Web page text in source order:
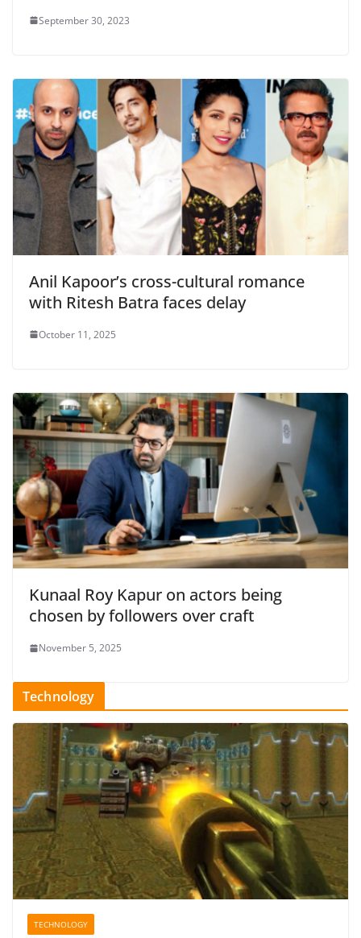
September 30, 2023
Anil Kapoor’s cross-cultural romance
with Ritesh Batra faces delay
October 11, 2025
Kunaal Roy Kapur on actors being
chosen by followers over craft
November 5, 2025
Technology
TECHNOLOGY